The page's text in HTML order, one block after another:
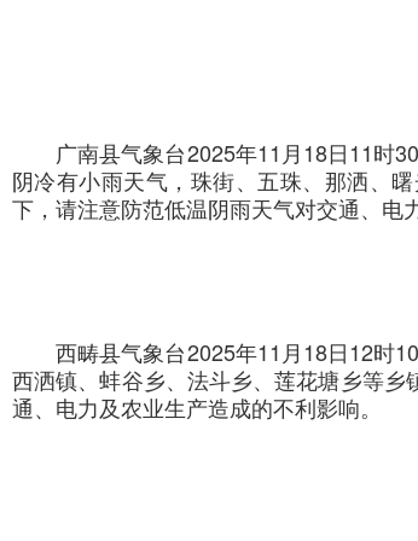
广南县气象台2025年11月18日11时
阴冷有小雨天气，珠街、五珠、那洒、
下，请注意防范低温阴雨天气对交通、电
西畴县气象台2025年11月18日12时
西洒镇、蚌谷乡、法斗乡、莲花塘乡等
通、电力及农业生产造成的不利影响。